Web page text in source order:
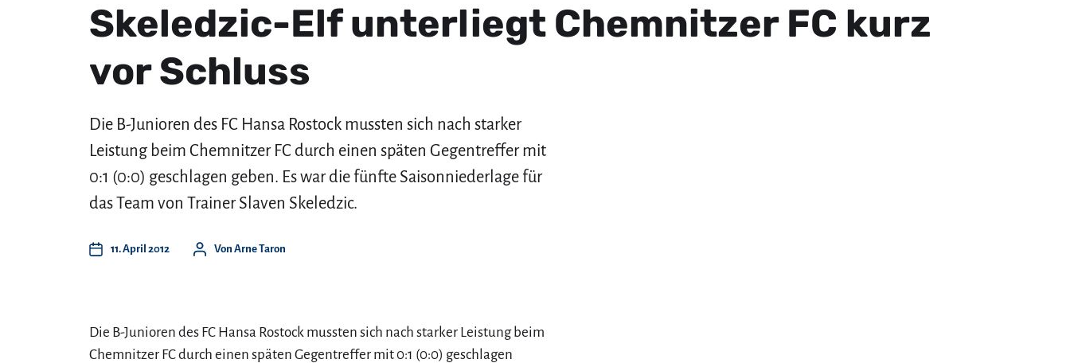
Skeledzic-Elf unterliegt Chemnitzer FC kurz
vor Schluss
Die B-Junioren des FC Hansa Rostock mussten sich nach starker
Leistung beim Chemnitzer FC durch einen späten Gegentreffer mit
0:1 (0:0) geschlagen geben. Es war die fünfte Saisonniederlage für
das Team von Trainer Slaven Skeledzic.
11. April 2012 Von Arne Taron
Die B-Junioren des FC Hansa Rostock mussten sich nach starker Leistung beim
Chemnitzer FC durch einen späten Gegentreffer mit 0:1 (0:0) geschlagen